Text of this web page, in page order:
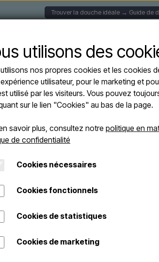
Trouver la douche idéale → Guide de
- JOLLY A520 Douche solaire aluminium avec
En rupture de stock
litres
L’Arkema
équipée
terrasses,
utilisons des
nos propres cookies et les cookies
utilisateur, pour le marketing et
utilisé par les visiteurs. Vous pouvez
sur le lien "Cookies" au bas de la page.
savoir plus, consultez notre politique en
de confidentialité
Cookies nécessaires
Cookies fonctionnels
Cookies de statistiques
Cookies de marketing